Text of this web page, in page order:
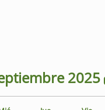
2025